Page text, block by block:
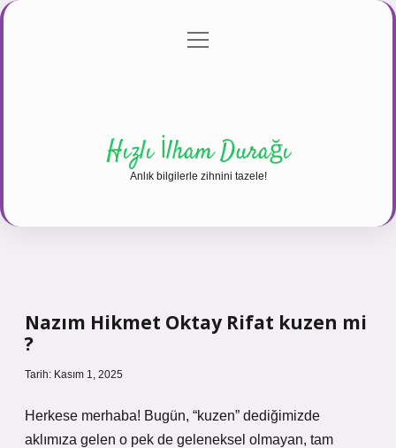
Gizlilik Politikası
menüyü
Hızlı İlham Durağı
Anlık bilgilerle zihnini tazele!
Nazım Hikmet Oktay Rifat kuzen mi
?
Tarih: Kasım 1, 2025
Herkese merhaba! Bugün, “kuzen” dediğimizde
aklımıza gelen o pek de geleneksel olmayan, tam